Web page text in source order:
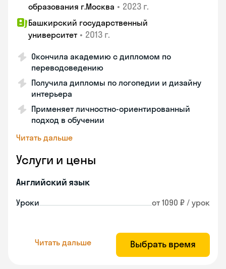
образования г.Москва • 2023 г.
Башкирский государственный
университет • 2013 г.
Окончила академию с дипломом по
переводоведению
Получила дипломы по логопедии и дизайну
интерьера
Применяет личностно-ориентированный
подход в обучении
Читать дальше
Услуги и цены
Английский язык
Уроки от 1090 ₽ / урок
Читать дальше Выбрать время